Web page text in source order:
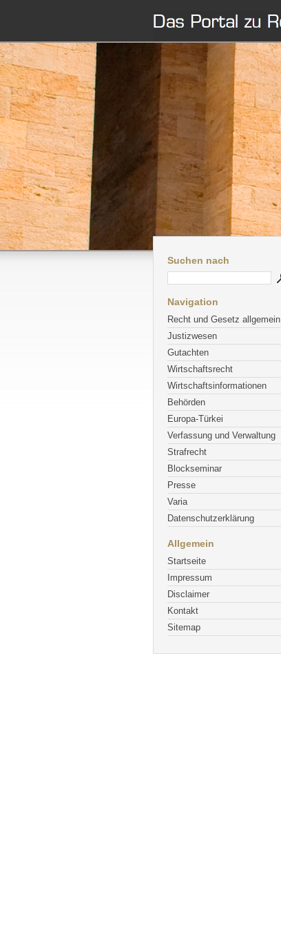
Suchen nach
Navigation
Recht und Gesetz allgemein
Justizwesen
Gutachten
Wirtschaftsrecht
Wirtschaftsinformationen
Behörden
Europa-Türkei
Verfassung und Verwaltung
Strafrecht
Blockseminar
Presse
Varia
Datenschutzerklärung
Allgemein
Startseite
Impressum
Disclaimer
Kontakt
Sitemap